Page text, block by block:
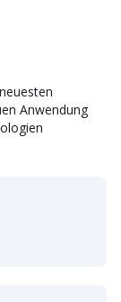
Anwendung